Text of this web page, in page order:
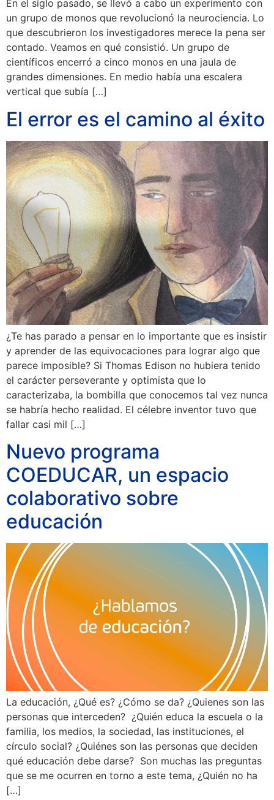
En el siglo pasado, se llevó a cabo un experimento con
un grupo de monos que revolucionó la neurociencia. Lo
que descubrieron los investigadores merece la pena ser
contado. Veamos en qué consistió. Un grupo de
científicos encerró a cinco monos en una jaula de
grandes dimensiones. En medio había una escalera
vertical que subía […]
El error es el camino al éxito
¿Te has parado a pensar en lo importante que es insistir
y aprender de las equivocaciones para lograr algo que
parece imposible? Si Thomas Edison no hubiera tenido
el carácter perseverante y optimista que lo
caracterizaba, la bombilla que conocemos tal vez nunca
se habría hecho realidad. El célebre inventor tuvo que
fallar casi mil […]
Nuevo programa
COEDUCAR, un espacio
colaborativo sobre
educación
La educación, ¿Qué es? ¿Cómo se da? ¿Quienes son las
personas que interceden? ¿Quién educa la escuela o la
familia, los medios, la sociedad, las instituciones, el
círculo social? ¿Quiénes son las personas que deciden
qué educación debe darse? Son muchas las preguntas
que se me ocurren en torno a este tema, ¿Quién no ha
[…]